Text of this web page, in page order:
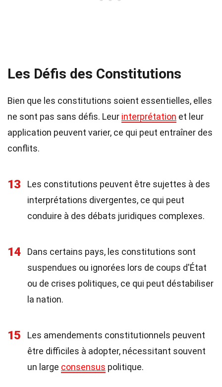
Les Défis des Constitutions
Bien que les constitutions soient essentielles, elles
ne sont pas sans défis. Leur interprétation et leur
application peuvent varier, ce qui peut entraîner des
conflits.
13
Les constitutions peuvent être sujettes à des
interprétations divergentes, ce qui peut
conduire à des débats juridiques complexes.
14
Dans certains pays, les constitutions sont
suspendues ou ignorées lors de coups d'État
ou de crises politiques, ce qui peut déstabiliser
la nation.
15
Les amendements constitutionnels peuvent
être difficiles à adopter, nécessitant souvent
un large consensus politique.